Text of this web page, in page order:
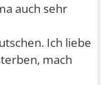
auch sehr
Ich liebe
mach